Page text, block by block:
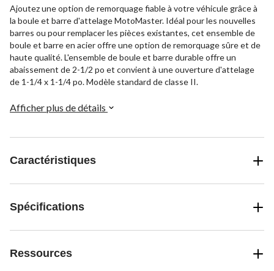
Ajoutez une option de remorquage fiable à votre véhicule grâce à
la boule et barre d'attelage MotoMaster. Idéal pour les nouvelles
barres ou pour remplacer les pièces existantes, cet ensemble de
boule et barre en acier offre une option de remorquage sûre et de
haute qualité. L'ensemble de boule et barre durable offre un
abaissement de 2-1/2 po et convient à une ouverture d'attelage
de 1-1/4 x 1-1/4 po. Modèle standard de classe II.
Afficher plus de détails
Caractéristiques
Spécifications
Ressources